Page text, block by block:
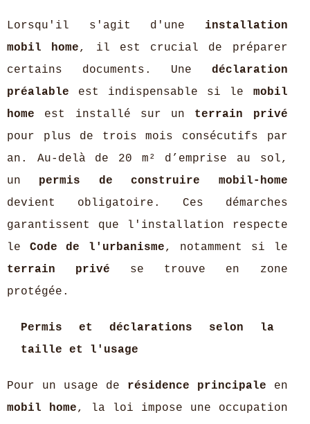
Lorsqu'il s'agit d'une installation
mobil home, il est crucial de préparer
certains documents. Une déclaration
préalable est indispensable si le mobil
home est installé sur un terrain privé
pour plus de trois mois consécutifs par
an. Au-delà de 20 m² d’emprise au sol,
un permis de construire mobil-home
devient obligatoire. Ces démarches
garantissent que l'installation respecte
le Code de l'urbanisme, notamment si le
terrain privé se trouve en zone
protégée.
Permis et déclarations selon la
taille et l'usage
Pour un usage de résidence principale en
mobil home, la loi impose une occupation